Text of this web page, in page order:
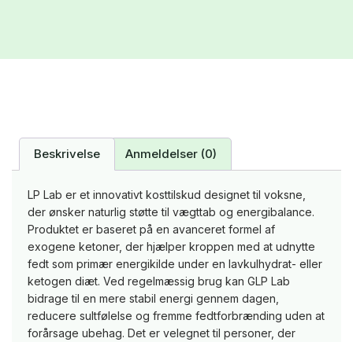
Beskrivelse Anmeldelser (0)
LP Lab er et innovativt kosttilskud designet til voksne,
der ønsker naturlig støtte til vægttab og energibalance.
Produktet er baseret på en avanceret formel af
exogene ketoner, der hjælper kroppen med at udnytte
fedt som primær energikilde under en lavkulhydrat- eller
ketogen diæt. Ved regelmæssig brug kan GLP Lab
bidrage til en mere stabil energi gennem dagen,
reducere sultfølelse og fremme fedtforbrænding uden at
forårsage ubehag. Det er velegnet til personer, der